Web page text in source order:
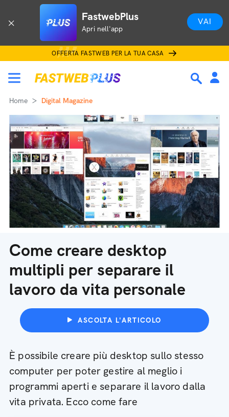
FastwebPlus
Apri nell'app
VAI
OFFERTA FASTWEB PER LA TUA CASA
Home Digital Magazine
Come creare desktop
multipli per separare il
lavoro da vita personale
ASCOLTA L'ARTICOLO
È possibile creare più desktop sullo stesso
computer per poter gestire al meglio i
programmi aperti e separare il lavoro dalla
vita privata. Ecco come fare